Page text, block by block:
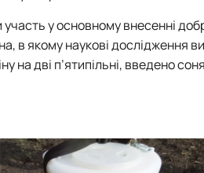
у основному внесенні
в якому наукові дослідження
на дві п’ятипільні, введено